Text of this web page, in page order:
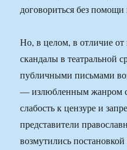
договориться без помощи
Но, в целом, в отличие от
скандалы в театральной
публичными письмами
— излюбленным жанром
слабость к цензуре и
представители
возмутились